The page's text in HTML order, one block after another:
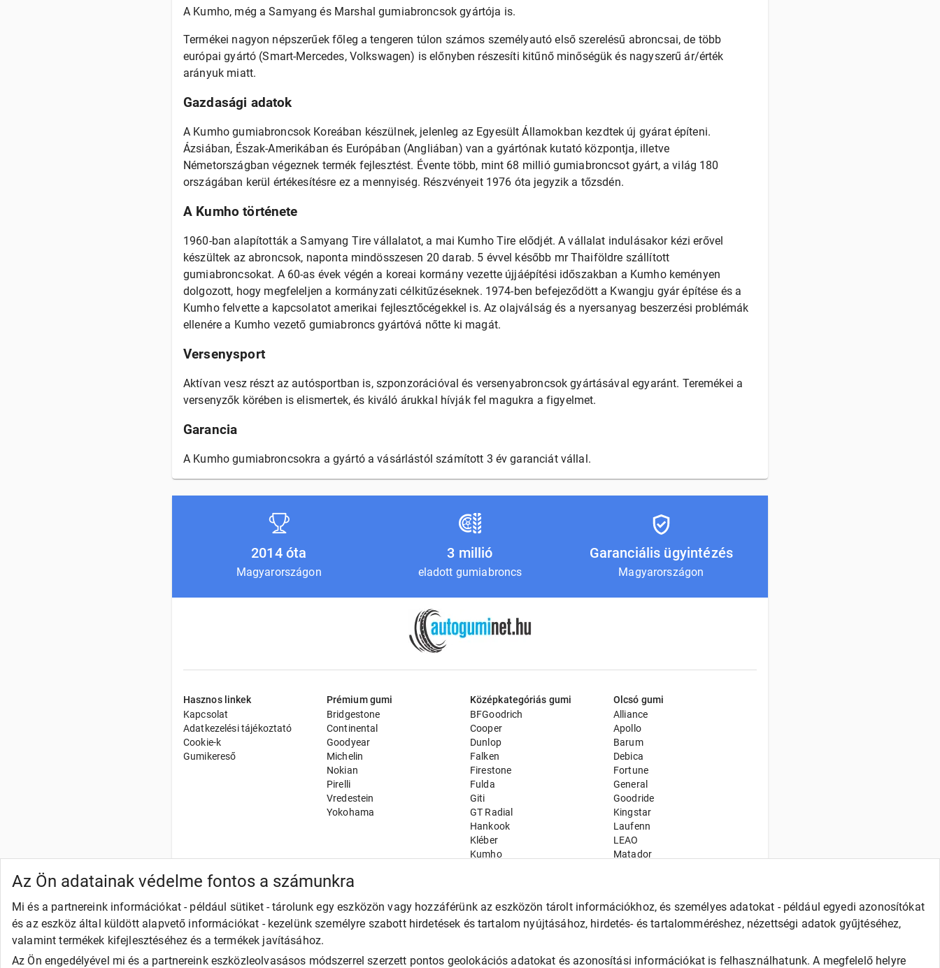
A Kumho, még a Samyang és Marshal gumiabroncsok gyártója is.
Termékei nagyon népszerűek főleg a tengeren túlon számos személyautó első szerelésű abroncsai, de több
európai gyártó (Smart-Mercedes, Volkswagen) is előnyben részesíti kitűnő minőségük és nagyszerű ár/érték
arányuk miatt.
Gazdasági adatok
A Kumho gumiabroncsok Koreában készülnek, jelenleg az Egyesült Államokban kezdtek új gyárat építeni.
Ázsiában, Észak-Amerikában és Európában (Angliában) van a gyártónak kutató központja, illetve
Németországban végeznek termék fejlesztést. Évente több, mint 68 millió gumiabroncsot gyárt, a világ 180
országában kerül értékesítésre ez a mennyiség. Részvényeit 1976 óta jegyzik a tőzsdén.
A Kumho története
1960-ban alapították a Samyang Tire vállalatot, a mai Kumho Tire elődjét. A vállalat indulásakor kézi erővel
készültek az abroncsok, naponta mindösszesen 20 darab. 5 évvel később mr Thaiföldre szállított
gumiabroncsokat. A 60-as évek végén a koreai kormány vezette újjáépítési időszakban a Kumho keményen
dolgozott, hogy megfeleljen a kormányzati célkitűzéseknek. 1974-ben befejeződött a Kwangju gyár építése és a
Kumho felvette a kapcsolatot amerikai fejlesztőcégekkel is. Az olajválság és a nyersanyag beszerzési problémák
ellenére a Kumho vezető gumiabroncs gyártóvá nőtte ki magát.
Versenysport
Aktívan vesz részt az autósportban is, szponzorációval és versenyabroncsok gyártásával egyaránt. Teremékei a
versenyzők körében is elismertek, és kiváló árukkal hívják fel magukra a figyelmet.
Garancia
A Kumho gumiabroncsokra a gyártó a vásárlástól számított 3 év garanciát vállal.
Az Ön adatainak védelme fontos a számunkra
Mi és a partnereink információkat - például sütiket - tárolunk egy eszközön vagy hozzáférünk az eszközön tárolt információkhoz, és személyes adatokat - például egyedi azonosítókat
és az eszköz által küldött alapvető információkat - kezelünk személyre szabott hirdetések és tartalom nyújtásához, hirdetés- és tartalomméréshez, nézettségi adatok gyűjtéséhez,
valamint termékek kifejlesztéséhez és a termékek javításához.
Az Ön engedélyével mi és a partnereink eszközleolvasásos módszerrel szerzett pontos geolokációs adatokat és azonosítási információkat is felhasználhatunk. A megfelelő helyre
2014 óta
Magyarországon
3 millió
eladott gumiabroncs
Garanciális ügyintézés
Magyarországon
Hasznos linkek
Kapcsolat
Adatkezelési tájékoztató
Cookie-k
Gumikereső
Prémium gumi
Bridgestone
Continental
Goodyear
Michelin
Nokian
Pirelli
Vredestein
Yokohama
Középkategóriás gumi
BFGoodrich
Cooper
Dunlop
Falken
Firestone
Fulda
Giti
GT Radial
Hankook
Kléber
Kumho
Uniroyal
Olcsó gumi
Alliance
Apollo
Barum
Debica
Fortune
General
Goodride
Kingstar
Laufenn
LEAO
Matador
Runway
Sailun